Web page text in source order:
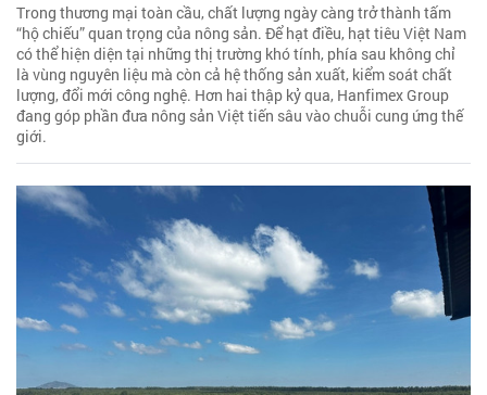
Trong thương mại toàn cầu, chất lượng ngày càng trở thành tấm
“hộ chiếu” quan trọng của nông sản. Để hạt điều, hạt tiêu Việt Nam
có thể hiện diện tại những thị trường khó tính, phía sau không chỉ
là vùng nguyên liệu mà còn cả hệ thống sản xuất, kiểm soát chất
lượng, đổi mới công nghệ. Hơn hai thập kỷ qua, Hanfimex Group
đang góp phần đưa nông sản Việt tiến sâu vào chuỗi cung ứng thế
giới.